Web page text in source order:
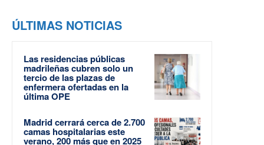
ÚLTIMAS NOTICIAS
Las residencias públicas
madrileñas cubren solo un
tercio de las plazas de
enfermera ofertadas en la
última OPE
Madrid cerrará cerca de 2.700
camas hospitalarias este
verano, 200 más que en 2025